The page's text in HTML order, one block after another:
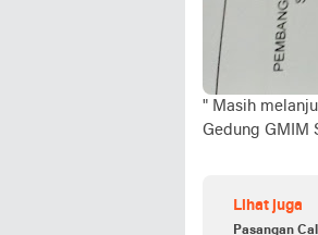
" Masih
Gedung GMIM
Lihat juga
Pasangan